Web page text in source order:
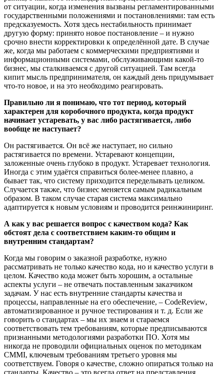
от ситуации, когда изменения вызваны регламентированными
государственными положениями и постановлениями: там есть
предсказуемость. Хотя здесь нестабильность принимает
другую форму: принято новое постановление – и нужно
срочно внести корректировки к определённой дате. В случае
же, когда мы работаем с коммерческими предприятиями и
информационными системами, обслуживающими какой-то
бизнес, мы сталкиваемся с другой ситуацией. Там всегда
кипит мысль предпринимателя, он каждый день придумывает
что-то новое, и на это необходимо реагировать.
Правильно ли я понимаю, что тот период, который
характерен для коробочного продукта, когда продукт
начинает устаревать, у вас либо растягивается, либо
вообще не наступает?
Он растягивается. Он всё же наступает, но сильно
растягивается по времени. Устаревают концепции,
заложенные очень глубоко в продукт. Устаревает технология.
Иногда с этим удаётся справиться более-менее плавно, а
бывает так, что систему приходится переделывать целиком.
Случается также, что бизнес меняется самым радикальным
образом. В таком случае старая система максимально
адаптируется к новым условиям и проводится реинжиниринг.
А как у вас решается вопрос с качеством кода? Как
обстоят дела с соответствием каким-то общим и
внутренним стандартам?
Когда мы говорим о заказной разработке, нужно
рассматривать не только качество кода, но и качество услуги в
целом. Качество кода может быть хорошим, а остальные
аспекты услуги – не отвечать поставленным заказчиком
задачам. У нас есть внутренние стандарты качества и
процессы, направленные на его обеспечение, – CodeReview,
автоматизированное и ручное тестирования и т. д. Если же
говорить о стандартах – мы их знаем и стараемся
соответствовать тем требованиям, которые предписываются
признанными методологиями разработки ПО. Хотя мы
никогда не проводили официальных оценок по методикам
CMMI, ключевым требованиям третьего уровня мы
соответствуем. Говоря о качестве, сложно опираться только на